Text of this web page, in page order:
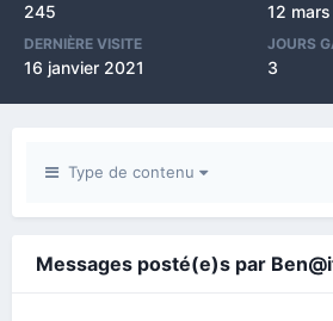
245 12
DERNIÈRE VISITE
16 janvier 2021
JOURS
3
Type de contenu
Messages posté(e)s par